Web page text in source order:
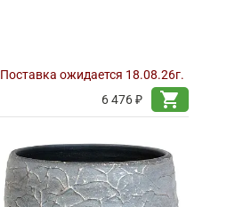
Поставка ожидается 18.08.26г.
6 476 ₽
shopping_cart